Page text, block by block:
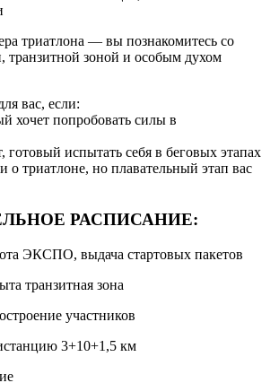
триатлона — вы познакомитесь со
транзитной зоной и особым духом
вас, если:
хочет попробовать силы в
готовый испытать себя в беговых этапах
о триатлоне, но плавательный этап вас
РАСПИСАНИЕ:
ЭКСПО, выдача стартовых пакетов
транзитная зона
участников
3+10+1,5 км